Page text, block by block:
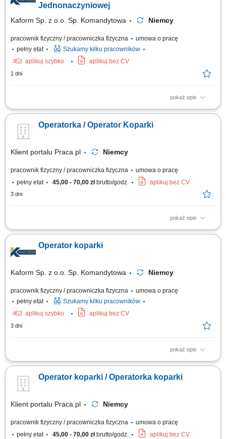
duży atut! Masz prawo jazdy kat. B ? - To dodatkowy plus!
Jednonaczyniowej
Kaform Sp. z o.o. Sp. Komandytowa Niemcy
pracownik fizyczny / pracowniczka fizyczna
umowa o pracę
pełny etat
Szukamy kilku pracowników
aplikuj szybko
aplikuj bez CV
1 dni
pokaż opis
Opis stanowiska: Obsługa koparki jednonaczyniowej przy realizacji prac
przełożonego. Wsparcie ekipy budowlanej po zakończeniu pracy
maszyną. Praca na terenie budów w Niemczech.
Operatorka / Operator Koparki
Klient portalu Praca.pl Niemcy
pracownik fizyczny / pracowniczka fizyczna
umowa o pracę
pełny etat
45,00 - 70,00 złbrutto/godz. aplikuj bez CV
3 dni
pokaż opis
Obsługa koparki podczas robót ziemnych i wykopów pod instalacje
inwestycji; Kontrola stanu technicznego i dbanie o powierzony sprzęt;
Przestrzeganie zasad BHP oraz standardów jakościowych na budowie;
Operator koparki
Kaform Sp. z o.o. Sp. Komandytowa Niemcy
pracownik fizyczny / pracowniczka fizyczna
umowa o pracę
pełny etat
Szukamy kilku pracowników
aplikuj szybko
aplikuj bez CV
3 dni
pokaż opis
Opis stanowiska: Praca na koparce jednonaczyniowej; Po zakończeniu
Operator koparki / Operatorka koparki
Klient portalu Praca.pl Niemcy
pracownik fizyczny / pracowniczka fizyczna
umowa o pracę
pełny etat
45,00 - 70,00 złbrutto/godz. aplikuj bez CV